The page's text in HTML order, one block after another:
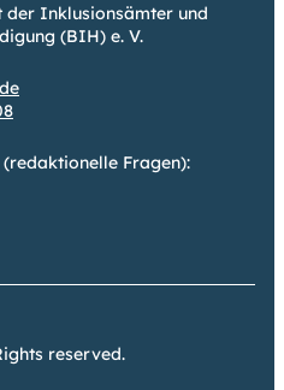
der Inklusionsämter und
(BIH) e. V.
Fragen):
reserved.